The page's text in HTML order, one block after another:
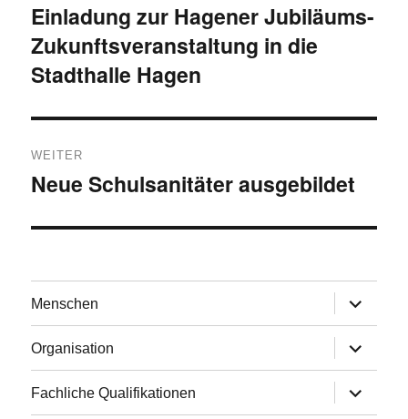
Vorheriger
Beitrag:
Einladung zur Hagener Jubiläums-
Zukunftsveranstaltung in die
Stadthalle Hagen
WEITER
Nächster
Neue Schulsanitäter ausgebildet
Menschen
anzeigen
Organisation
anzeigen
Fachliche Qualifikationen
anzeigen